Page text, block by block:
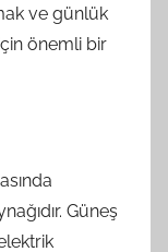
ve günlük
önemli bir
Güneş